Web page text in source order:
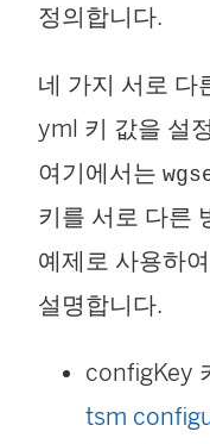
정의합니다.
네 가지 서로 다
yml 키 값을 설
여기에서는
키를 서로 다른
예제로 사용하
설명합니다.
configKey
tsm